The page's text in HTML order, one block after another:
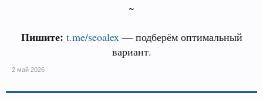
~
Пишите: t.me/seoalex— подберём оптимальный
вариант.
2 май 2026